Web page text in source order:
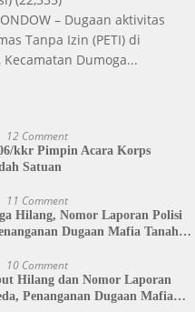
– Dugaan aktivitas
Tanpa Izin (PETI) di
Dumoga...
12 Comment
kkr Pimpin Acara Korps
Satuan
11 Comment
Hilang, Nomor Laporan Polisi
Dugaan Mafia Tanah
Tingkat Pusat
10 Comment
Hilang dan Nomor Laporan
Penanganan Dugaan Mafia